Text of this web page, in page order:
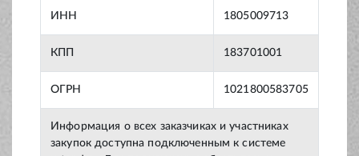
ИНН 1805009713
КПП 183701001
ОГРН 1021800583705
Информация о всех заказчиках и участниках
закупок доступна подключенным к системе